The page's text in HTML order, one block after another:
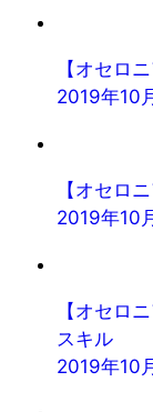
【オセロ
2019年10
【オセロ
2019年10
【オセロ
スキル
2019年10